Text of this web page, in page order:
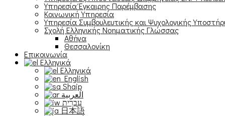
Υπηρεσία Έγκαιρης Παρέμβασης
Κοινωνική Υπηρεσία
Υπηρεσία Συμβουλευτικής και Ψυχολογικής
Σχολή Ελληνικής Νοηματικής Γλώσσας
Αθήνα
Θεσσαλονίκη
Επικοινωνία
Ελληνικά
Ελληνικά
English
Shqip
العربية
עִבְרִית
日本語